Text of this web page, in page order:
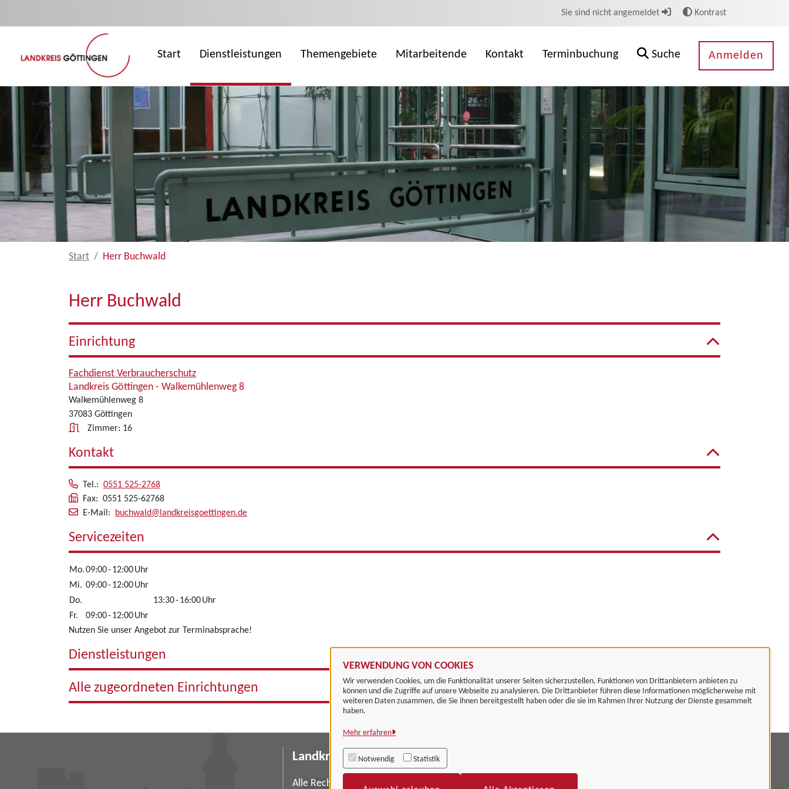
VERWENDUNG VON COOKIES
Wir verwenden Cookies, um die Funktionalität unserer Seiten sicherzustellen, Funktionen von Drittanbietern anbieten zu
können und die Zugriffe auf unsere Webseite zu analysieren. Die Drittanbieter führen diese Informationen möglicherweise mit
weiteren Daten zusammen, die Sie ihnen bereitgestellt haben oder die sie im Rahmen Ihrer Nutzung der Dienste gesammelt
haben.
Mehr erfahren
Notwendig Statistik
Sie sind nicht angemeldet Kontrast
Start Dienstleistungen Themengebiete Mitarbeitende Kontakt Terminbuchung Suche Anmelden
Start Herr Buchwald
Herr Buchwald
Einrichtung
Fachdienst Verbraucherschutz
Landkreis Göttingen - Walkemühlenweg 8
Walkemühlenweg 8
37083 Göttingen
Zimmer: 16
Kontakt
Tel.: 0551 525-2768
Fax: 0551 525-62768
E-Mail:
buchwald@landkreisgoettingen.de
Servicezeiten
Mo.09:00-12:00Uhr
Mi. 09:00-12:00Uhr
Do.
13:30-16:00Uhr
Fr.
09:00-12:00Uhr
Nutzen Sie unser Angebot zur Terminabsprache!
Dienstleistungen
Alle zugeordneten Einrichtungen
Landkreis Göttingen
Alle Rechte vorbehalten